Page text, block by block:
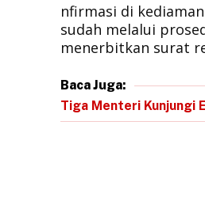
nfirmasi di
sudah melalui
menerbitkan surat
Baca Juga:
Tiga Menteri Kunjungi